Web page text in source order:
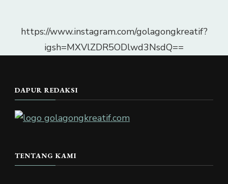
https://www.instagram.com/golagongkreatif?
igsh=MXVlZDR5ODlwd3NsdQ==
DAPUR REDAKSI
TENTANG KAMI